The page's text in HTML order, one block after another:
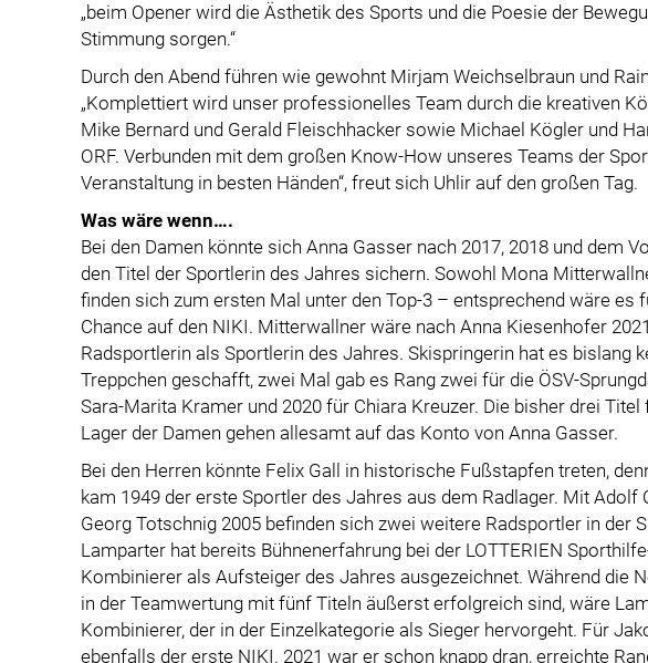
„beim Opener wird die Ästhetik des Sports und die Poesie der
Stimmung sorgen.“
Durch den Abend führen wie gewohnt Mirjam Weichselbraun und
„Komplettiert wird unser professionelles Team durch die kreativen
Mike Bernard und Gerald Fleischhacker sowie Michael Kögler und
ORF. Verbunden mit dem großen Know-How unseres Teams der
Veranstaltung in besten Händen“, freut sich Uhlir auf den großen Tag.
Was wäre wenn….
Bei den Damen könnte sich Anna Gasser nach 2017, 2018 und dem
den Titel der Sportlerin des Jahres sichern. Sowohl Mona
finden sich zum ersten Mal unter den Top-3 – entsprechend wäre es
Chance auf den NIKI. Mitterwallner wäre nach Anna Kiesenhofer
Radsportlerin als Sportlerin des Jahres. Skispringerin hat es bislang
Treppchen geschafft, zwei Mal gab es Rang zwei für die ÖSV-
Sara-Marita Kramer und 2020 für Chiara Kreuzer. Die bisher drei
Lager der Damen gehen allesamt auf das Konto von Anna Gasser.
Bei den Herren könnte Felix Gall in historische Fußstapfen treten,
kam 1949 der erste Sportler des Jahres aus dem Radlager. Mit Adolf
Georg Totschnig 2005 befinden sich zwei weitere Radsportler in der
Lamparter hat bereits Bühnenerfahrung bei der LOTTERIEN
Kombinierer als Aufsteiger des Jahres ausgezeichnet. Während die
in der Teamwertung mit fünf Titeln äußerst erfolgreich sind, wäre
Kombinierer, der in der Einzelkategorie als Sieger hervorgeht. Für
ebenfalls der erste NIKI. 2021 war er schon knapp dran, erreichte